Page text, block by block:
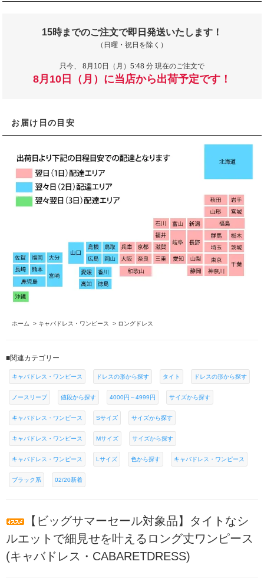
15時までのご注文で即日発送いたします！
（日曜・祝日を除く）
只今、 8月10日（月）5:48 分 現在のご注文で
8月10日（月）に当店から出荷予定です！
お届け日の目安
ホーム > キャバドレス・ワンピース > ロングドレス
■関連カテゴリー
キャバドレス・ワンピース ドレスの形から探す タイト ドレスの形から探す
ノースリーブ 値段から探す 4000円～4999円 サイズから探す
キャバドレス・ワンピース Sサイズ サイズから探す
キャバドレス・ワンピース Mサイズ サイズから探す
キャバドレス・ワンピース Lサイズ 色から探す キャバドレス・ワンピース
ブラック系 02/20新着
【ビッグサマーセール対象品】タイトなシ
ルエットで細見せを叶えるロング丈ワンピース
(キャバドレス・CABARETDRESS)